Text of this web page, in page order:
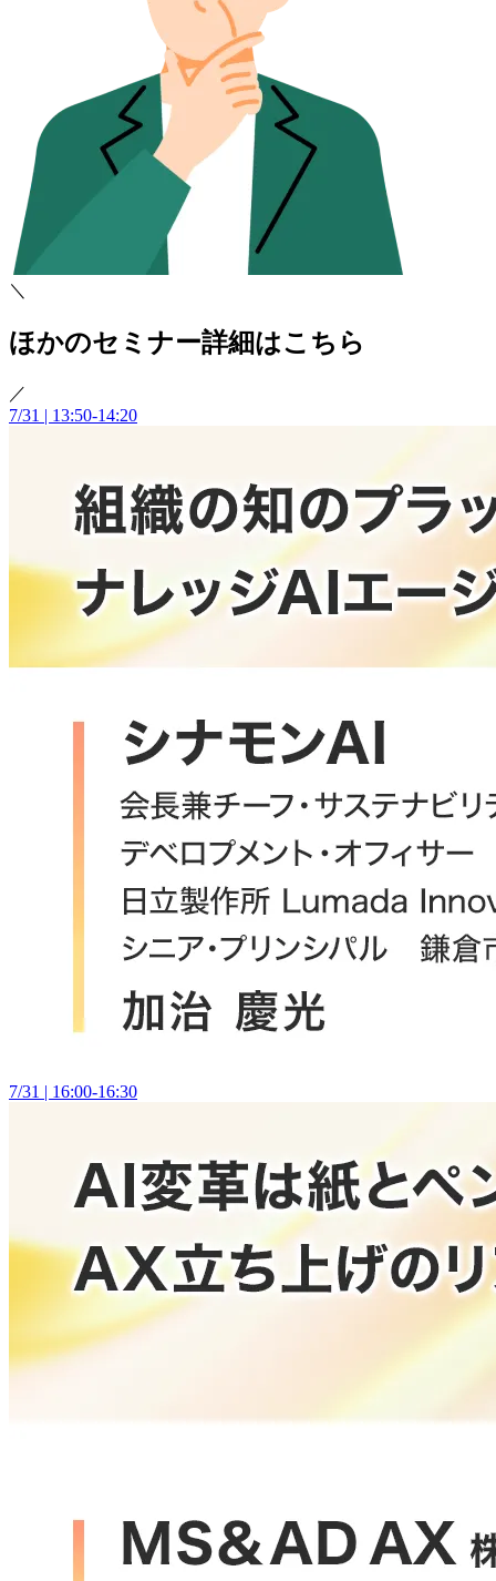
＼
ほかのセミナー詳細はこちら
／
7/31 | 13:50-14:20
7/31 | 16:00-16:30